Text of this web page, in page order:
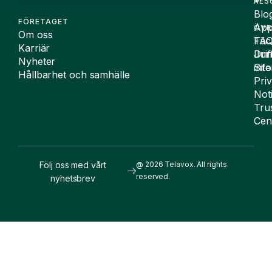
FÖRETAGET
Om oss
Karriär
Nyheter
Hållbarhet och samhälle
@ 2026 Telavox. All rights
reserved.
Följ oss med vårt
nyhetsbrev